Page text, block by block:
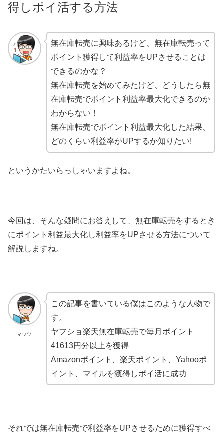
得しポイ活する方法
無在庫転売に興味あるけど、無在庫転売って
ポイント獲得して利益率をUPさせることは
できるのかな？
無在庫転売を始めてみたけど、どうしたら無
在庫転売でポイント利益率最大化できるのか
わからない！
無在庫転売でポイント利益最大化した結果、
どのくらい利益率がUPするか知りたい!
というかたいらっしゃいますよね。
今回は、そんな疑問にお答えして、無在庫転売をするとき
にポイント利益最大化し利益率をUPさせる方法について
解説しますね。
マッツ
この記事を書いている僕はこのような人物で
す。
ヤフショ楽天無在庫転売で毎月ポイント
41613円分以上を獲得
Amazonポイント、楽天ポイント、Yahooポ
イント、マイルを獲得しポイ活に成功
それでは無在庫転売で利益率をUPさせるために獲得すべ